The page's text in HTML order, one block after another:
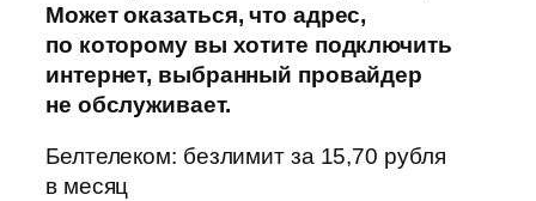
Может оказаться, что адрес,
по которому вы хотите подключить
интернет, выбранный провайдер
не обслуживает.
Белтелеком: безлимит за 15,70 рубля
в месяц